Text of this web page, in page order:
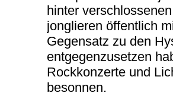
hinter
jonglieren öffentlich
Gegensatz zu den
entgegenzusetzen
Rockkonzerte und
besonnen.